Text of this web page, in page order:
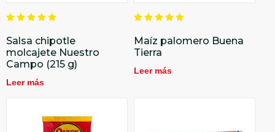
en
5.00
de 5
Salsa chipotle
molcajete Nuestro
Campo (215 g)
Leer más
en
5.00
de 5
Maíz palomero Buena
Tierra
Leer más